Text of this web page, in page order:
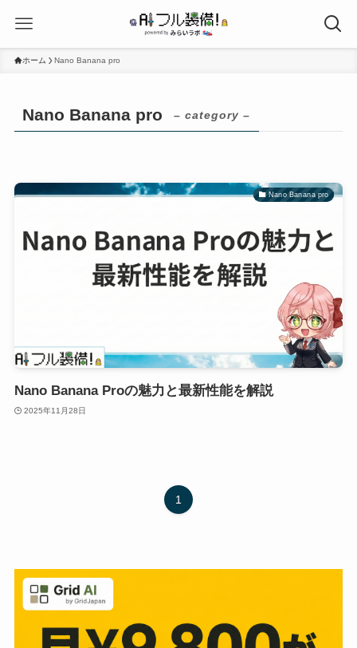
ホーム Nano Banana pro
Nano Banana pro – category –
Nano Banana pro
Nano Banana Proの魅力と最新性能を解説
2025年11月28日
1